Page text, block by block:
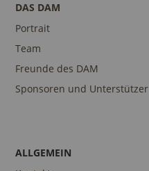
DAS DAM
Portrait
Team
Freunde des DAM
Sponsoren und Unterstützer
ALLGEMEIN